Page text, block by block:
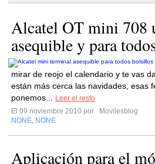
Alcatel OT mini 708
asequible y para
mirar de reojo el calendario y te vas
están más cerca las navidades, esas
ponemos...
Leer el resto
El 09 noviembre 2010 por
Movilesblog
NONE NONE
Aplicación para el